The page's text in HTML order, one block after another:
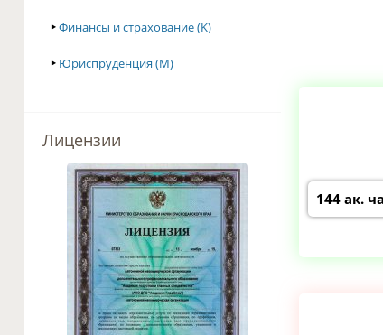
‣Финансы и страхование (K)
‣ Юриспруденция (M)
Лицензии
144 ак.